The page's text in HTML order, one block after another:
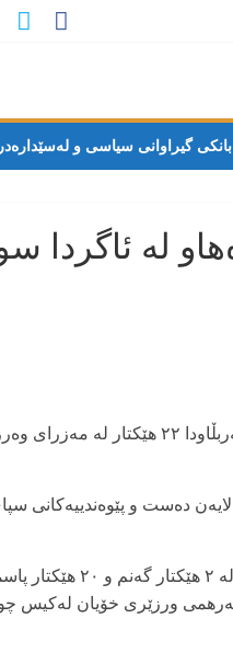
بانکی گیراوانی سیاسی و
بەربڵاودا ۲۲ هێکتار لە
دەست و پێوەندییەکانی
شیاوی باسە کە: لەم ئاگرکەوتنەوەدا ۲۲
بەرهمی ورزێری خۆیان لەکیس